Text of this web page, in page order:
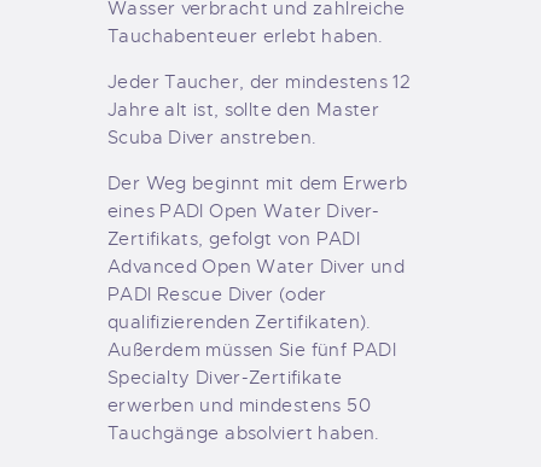
Wasser verbracht und zahlreiche
Tauchabenteuer erlebt haben.
Jeder Taucher, der mindestens 12
Jahre alt ist, sollte den Master
Scuba Diver anstreben.
Der Weg beginnt mit dem Erwerb
eines PADI Open Water Diver-
Zertifikats, gefolgt von PADI
Advanced Open Water Diver und
PADI Rescue Diver (oder
qualifizierenden Zertifikaten).
Außerdem müssen Sie fünf PADI
Specialty Diver-Zertifikate
erwerben und mindestens 50
Tauchgänge absolviert haben.